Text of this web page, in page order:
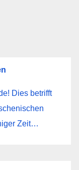
Dies betrifft
Zeit…